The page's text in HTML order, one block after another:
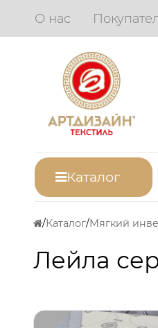
О нас
Каталог
Каталог Мягкий
Лейла